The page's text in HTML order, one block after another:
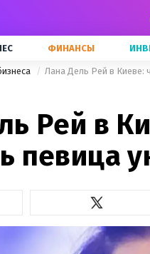
ФИНАНСЫ
Лана Дель Рей в Киеве:
Рей в
певица